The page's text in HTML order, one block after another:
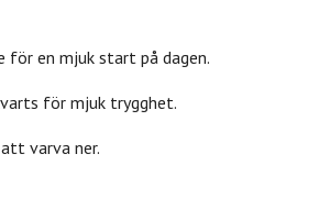
en mjuk start på dagen.
för mjuk trygghet.
varva ner.